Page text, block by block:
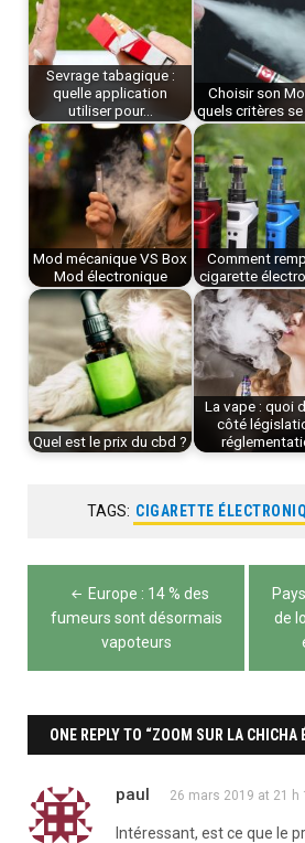
Sevrage tabagique :
quelle application
utiliser pour…
Choisir son
quels critères se
Mod mécanique VS Box
Mod électronique
Comment
cigarette
Quel est le prix du cbd ?
La vape : quoi
côté
TAGS: CIGARETTE
Navigation
de
l’article
Europe : 14 % des
fumeurs sont désormais
vapoteurs
de
ONE REPLY TO “ZOOM SUR LA CHICHA
paul 26 mars 2019 at 21 h
Intéressant, est ce que le